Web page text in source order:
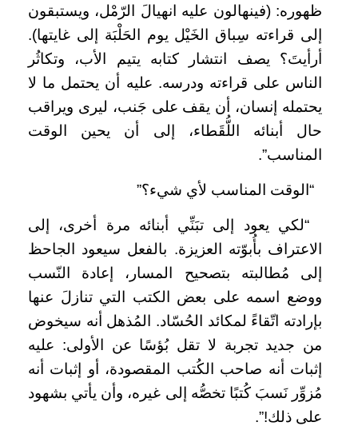
ظهوره: (فينهالون عليه انهيالَ الرّمْل، ويستبقون
إلى قراءته سِباق الخَيْل يوم الحَلْبَة إلى غايتها).
أرأيتَ؟ يصف انتشار كتابه يتيم الأب، وتكاثُر
الناس على قراءته ودرسه. عليه أن يحتمل ما لا
يحتمله إنسان، أن يقف على جَنب، ليرى ويراقب
حال أبنائه اللُّقَطاء، إلى أن يحين الوقت
المناسب”.
“الوقت المناسب لأي شيء؟”
“لكي يعود إلى تبَنِّي أبنائه مرة أخرى، إلى
الاعتراف بأُبوّته العزيزة. بالفعل سيعود الجاحظ
إلى مُطالبته بتصحيح المسار، إعادة النّسب
ووضع اسمه على بعض الكتب التي تنازلَ عنها
بإرادته اتّقاءً لمكائد الحُسّاد. المُذهل أنه سيخوض
من جديد تجربة لا تقل بُؤسًا عن الأولى: عليه
إثبات أنه صاحب الكُتب المقصودة، أو إثبات أنه
مُزوِّر نَسبَ كُتبًا تخصُّه إلى غيره، وأن يأتي بشهود
على ذلك!”.